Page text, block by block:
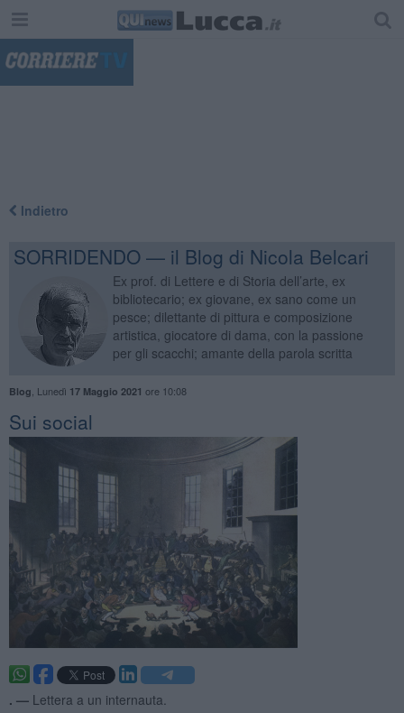
Indietro
SORRIDENDO — il Blog di Nicola Belcari
Ex prof. di Lettere e di Storia dell’arte, ex
bibliotecario; ex giovane, ex sano come un
pesce; dilettante di pittura e composizione
artistica, giocatore di dama, con la passione
per gli scacchi; amante della parola scritta
Blog Lunedì 17 Maggio 2021 ore 10:08
Sui social
. — Lettera a un internauta.